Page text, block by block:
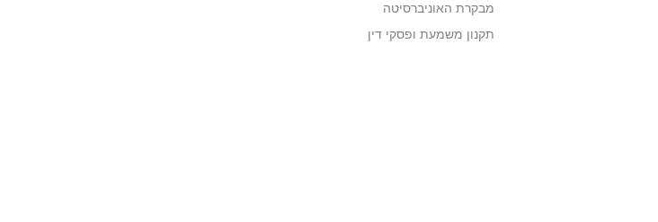
מבקרת האוניברסיטה
תקנון משמעת ופסקי דין